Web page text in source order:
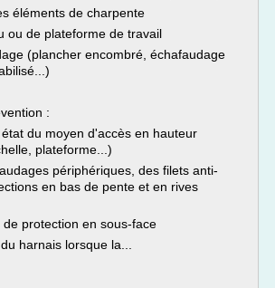
éléments de charpente
ou de plateforme de travail
(plancher encombré, échafaudage
:
du moyen d'accès en hauteur
plateforme...)
périphériques, des filets anti-
en bas de pente et en rives
de protection en sous-face
harnais lorsque la...